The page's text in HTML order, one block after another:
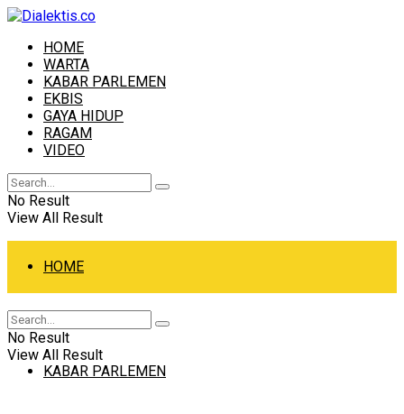
HOME
WARTA
KABAR PARLEMEN
EKBIS
GAYA HIDUP
RAGAM
VIDEO
No Result
View All Result
HOME
WARTA
KABAR PARLEMEN
No Result
View All Result